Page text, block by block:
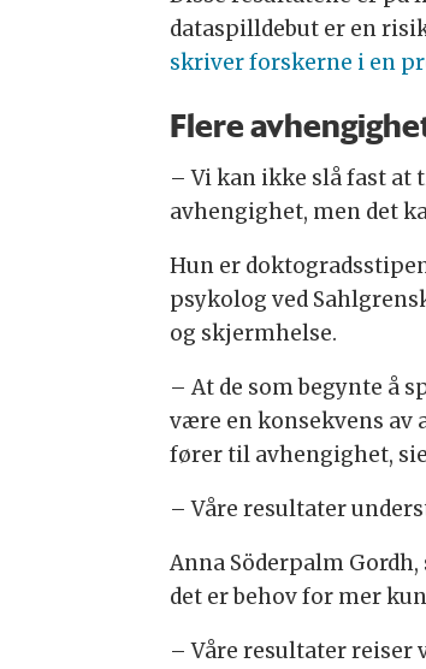
dataspilldebut er en
skriver forskerne i en
Flere
– Vi kan ikke slå fast
avhengighet, men det
Hun er
psykolog ved
og skjermhelse.
– At de som begynte å
være en konsekvens av
fører til avhengighet,
– Våre resultater
Anna Söderpalm
det er behov for mer
– Våre resultater reiser